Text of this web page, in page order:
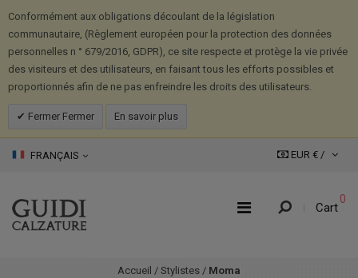
Conformément aux obligations découlant de la législation
communautaire, (Règlement européen pour la protection des données
personnelles n ° 679/2016, GDPR), ce site respecte et protège la vie privée
des visiteurs et des utilisateurs, en faisant tous les efforts possibles et
proportionnés afin de ne pas enfreindre les droits des utilisateurs.
Fermer Fermer En savoir plus
FRANÇAIS EUR € /
Cart
0
Accueil / Stylistes / Moma